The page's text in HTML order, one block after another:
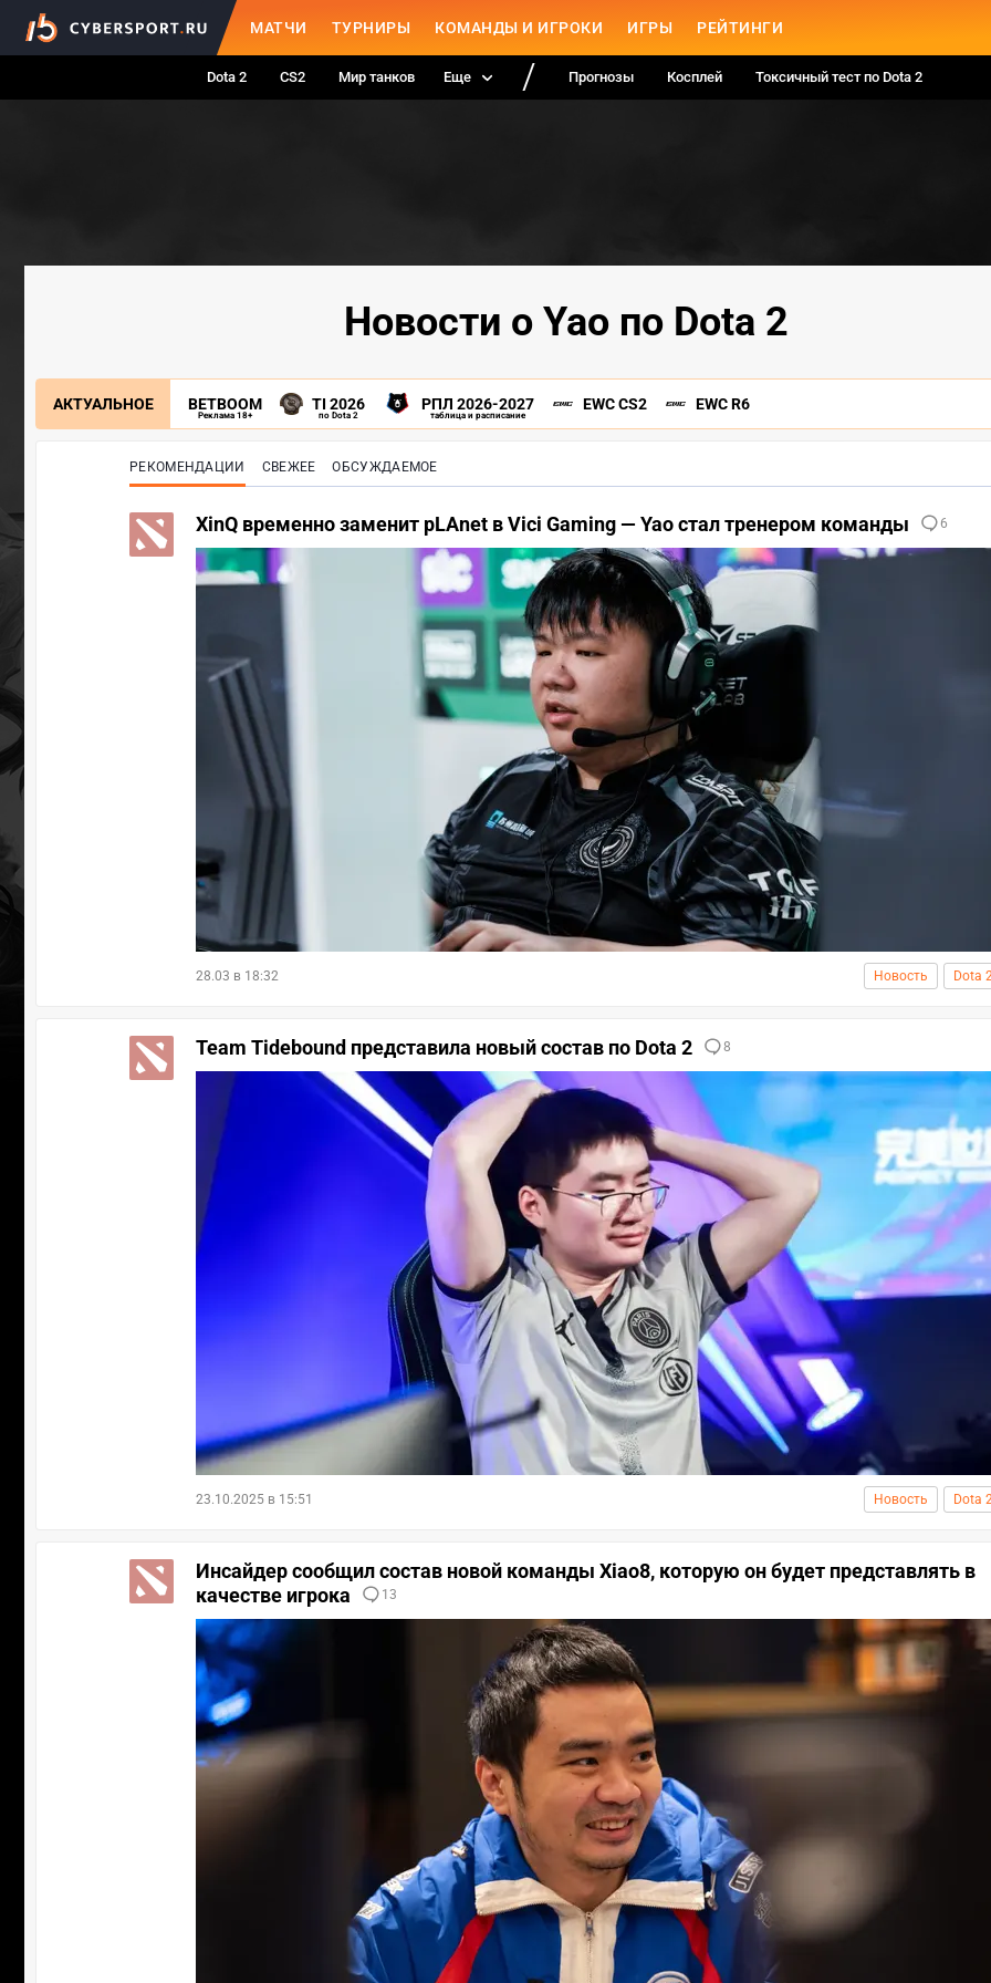
МАТЧИ ТУРНИРЫ КОМАНДЫ И ИГРОКИ ИГРЫ РЕЙТИНГИ
Dota 2 CS2 Мир танков Еще Прогнозы Косплей Токсичный тест по Dota 2
Новости о Yao по Dota 2
АКТУАЛЬНОЕ BETBOOM
Реклама 18+
TI 2026
по Dota 2
РПЛ 2026-2027
таблица и расписание
EWC CS2 EWC R6
РЕКОМЕНДАЦИИ СВЕЖЕЕ ОБСУЖДАЕМОЕ
XinQ временно заменит pLAnet в Vici Gaming — Yao стал тренером команды 6
28.03 в 18:32 Новость Dota
Team Tidebound представила новый состав по Dota 2 8
23.10.2025 в 15:51 Новость Dota
Инсайдер сообщил состав новой команды Xiao8, которую он будет представлять в
качестве игрока
13